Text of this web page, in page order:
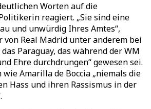
Worten auf die
reagiert. „Sie sind eine
und unwürdig Ihres Amtes“,
von Real Madrid unter anderem bei
Paraguay, das während der WM
Ehre durchdrungen“gewesen sei.
wie Amarilla de Boccia „niemals die
Hass und ihren Rassismus in der
.